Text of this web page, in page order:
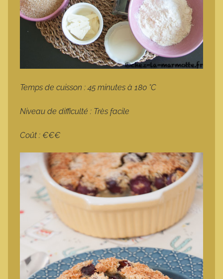
Temps de cuisson : 45 minutes à 180 °C
Niveau de difficulté : Très facile
Coût : €€€